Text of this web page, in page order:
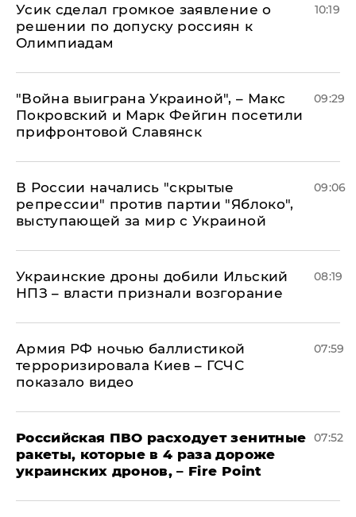
Усик сделал громкое заявление о
решении по допуску россиян к
Олимпиадам
10:19
"Война выиграна Украиной", – Макс
Покровский и Марк Фейгин посетили
прифронтовой Славянск
09:29
В России начались "скрытые
репрессии" против партии "Яблоко",
выступающей за мир с Украиной
09:06
Украинские дроны добили Ильский
НПЗ – власти признали возгорание
08:19
Армия РФ ночью баллистикой
терроризировала Киев – ГСЧС
показало видео
07:59
Российская ПВО расходует зенитные
ракеты, которые в 4 раза дороже
украинских дронов, – Fire Point
07:52